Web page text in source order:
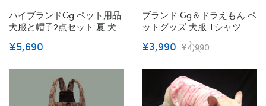
ハイブランドgg ペット用品
犬服と帽子2点セット 夏 犬
ト かわいい 猫の服 涼しい
け止めキャップ 柔らかい 快
適 着こなしやすい
¥5,690
ブランド Gg＆ドラえもん ペ
ットグッズ 犬服 Tシャツ 猫
服 ペットの洋服 薄手tシャ
ツ 高品質 春夏服 かわいい
激安 お出かけ服 中小型ペッ
ト用 肌に優しい 通気性
S~2XL
¥3,990 ¥4,990